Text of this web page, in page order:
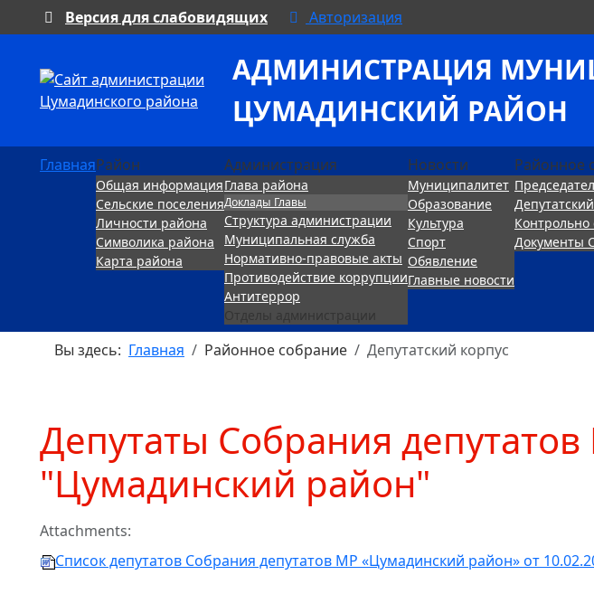
Версия для слабовидящих Авторизация
АДМИНИСТРАЦИЯ
ЦУМАДИНСКИЙ РАЙОН
ГлавнаяРайон
Общая информация
Сельские поселения
Личности района
Символика района
Карта района
Администрация
Глава района
Доклады Главы
Структура администрации
Муниципальная служба
Нормативно-правовые акты
Противодействие коррупции
Антитеррор
Отделы администрации
Новости
Муниципалитет
Образование
Культура
Спорт
Обявление
Главные новости
Районное
Контрольно
Документы
Вы здесь: Главная Районное собрание Депутатский корпус
Депутаты Собрания
"Цумадинский район"
Attachments:
Список депутатов Собрания депутатов МР «Цумадинский район» от